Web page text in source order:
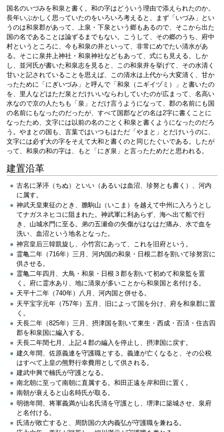
国名のいづみを和泉と書く。和の字はどういう理由で添えられたのか。
長年いぶかしく思っていたのをいろいろ考えると、まず「いづみ」とい
うのは和泉郡があって、上泉・下泉という郷もあるので、そこから出た
国の名であることは論ずるまでもない。こうして、その郷のうち、府中
村というところに、今も和泉の井といって、非常にめでたい清水があ
る。そこに泉井上神社・和泉神社などもあって、式にも見える。しか
し、並河氏が書いた和泉志を見ると、この和泉井を挙げて、その水清く
甘いと記されていることを思えば、この清水は上代から大変清く、甘か
ったために「にぎいづみ」と呼んで「和泉（ニギイヅミ）」と書いたの
を、里人などはただ泉とだけいいならわしていたのが広まって、名高い
水なので京の人たちも「泉」とだけ言うようになって、郡の名前にも国
の名前にもなったのだったが、すべて国郡などの名は2字に書くことに
なったため、文字には以前の名のごとく和泉と書くようになったのだろ
う。やまとの国も、言葉ではいつもはただ「やまと」とだけいうのに、
文字には必ず大の字をそえて大和と書くのと同じたぐいである。したが
って、和泉の和の字は、もと「にぎ泉」と言ったためだと思われる。
建置沿革
古名に茅渟（ちぬ）といい（あるいは血沼、珍努とも書く）、河内
に属す。
神武天皇東征のとき、膽駒山（いこま）を越えて中州に入ろうとし
てナガスネヒコに阻まれた。神武軍に利あらず、海へ出て船で行
き、山城水門に至る。弟の五瀬命の矢傷がはなはだ痛み、水で血を
洗い、血沼という地名となった。
神宮皇后三韓凱旋し、小竹宮にあって、これを旧府という。
霊亀二年（716年）三月、河内国の和泉・日根二郡を割いて珍努宮に
供させる。
霊亀二年四月、大鳥・和泉・日根３郡を割いて初めて和泉監を置
く。府に霊水あり、地に清泉が多いことから和泉国と名付ける。
天平十二年（740年）八月、河内国と併せる。
天平宝字元年（757年）五月、旧によって国を分け、府を和泉郡に置
く。
天長二年（825年）三月、摂津国を割いて東生・西成・百済・住吉四
郡を和泉国に編入する。
天長二年閏七月、上記４郡の編入を停止し、摂津国に戻す。
建久年間、佐原義連を守護職とする。義連が亡くなると、その公税
はすべて上皇の熊野行幸費用として供される。
建武中興で楠氏が守護となる。
南北朝に至って南朝に直属する。和田正遠を岸和田に置く。
南朝が衰えると山名時氏が取る。
明徳年間、将軍義満が山名氏清を守護とし、堺津に築城させ、泉府
と名付ける。
氏清が敗亡すると、周防国の大内義弘が守護職を兼ねる。